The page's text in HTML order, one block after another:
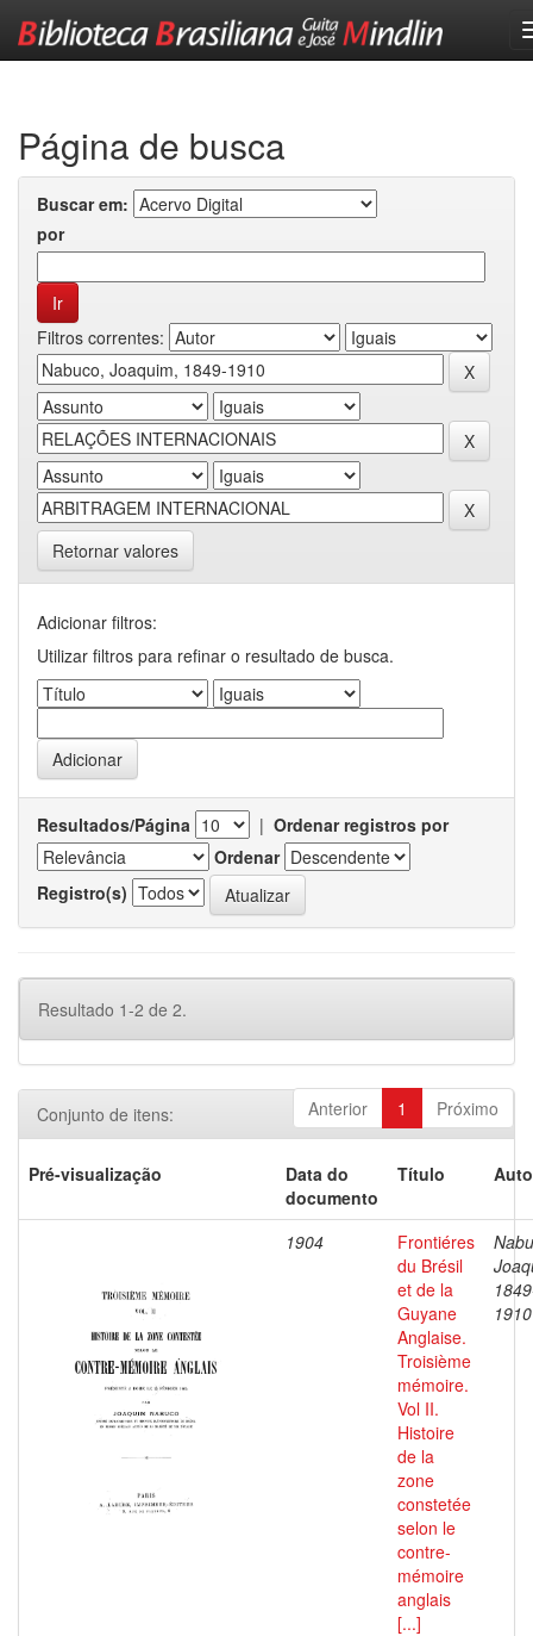
Página de busca
Buscar em:
por
Filtros correntes:
Retornar valores
Adicionar filtros:
Utilizar filtros para refinar o resultado de busca.
Resultados/Página | Ordenar registros por
Ordenar
Registro(s)
Resultado 1-2 de 2.
Anterior 1 Próximo
Conjunto de itens:
Pré-visualização
Data do
documento
Título
1904
Frontiéres
du Brésil
et de la
Guyane
Anglaise.
Troisième
mémoire.
Vol II.
Histoire
de la
zone
constetée
selon le
contre-
mémoire
anglais
[...]
1910